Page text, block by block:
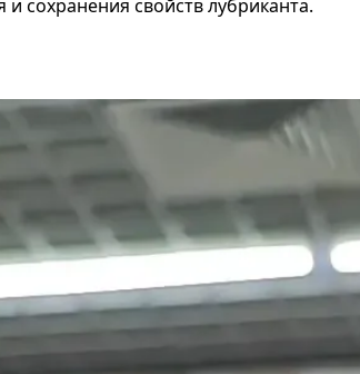
сохранения свойств лубриканта.